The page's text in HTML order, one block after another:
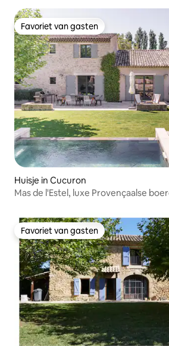
Favoriet van gasten
Favoriet van gasten
Huisje in Cucuron
Mas de l'Estel, luxe Provençaalse
Favoriet van gasten
Favoriet van gasten